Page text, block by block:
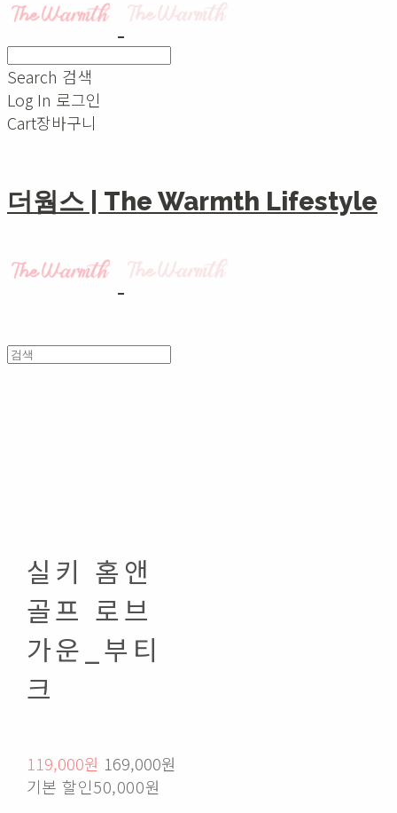
Search 검색
Log In 로그인
Cart장바구니
더웜스 | The Warmth Lifestyle
실키 홈앤
골프 로브
가운_부티
크
119,000원 169,000원
기본 할인50,000원